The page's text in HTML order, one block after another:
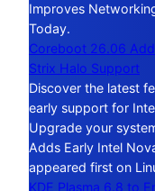
Improves
Today.
Coreboot 26.06
Strix Halo Support
Discover the latest
early support for
Upgrade your
Adds Early Intel
appeared first on
KDE Plasma 6.8 to